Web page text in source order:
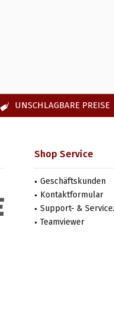
UNSCHLAGBARE PREISE
Shop Service
Geschäftskunden
Kontaktformular
Support- &
Teamviewer